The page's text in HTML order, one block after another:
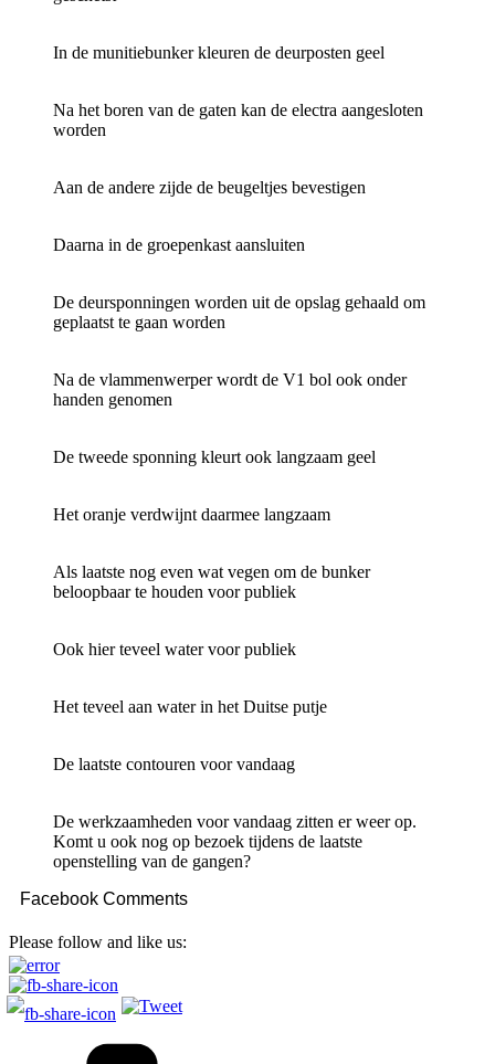
In de munitiebunker kleuren de deurposten geel
Na het boren van de gaten kan de electra aangesloten
worden
Aan de andere zijde de beugeltjes bevestigen
Daarna in de groepenkast aansluiten
De deursponningen worden uit de opslag gehaald om
geplaatst te gaan worden
Na de vlammenwerper wordt de V1 bol ook onder
handen genomen
De tweede sponning kleurt ook langzaam geel
Het oranje verdwijnt daarmee langzaam
Als laatste nog even wat vegen om de bunker
beloopbaar te houden voor publiek
Ook hier teveel water voor publiek
Het teveel aan water in het Duitse putje
De laatste contouren voor vandaag
De werkzaamheden voor vandaag zitten er weer op.
Komt u ook nog op bezoek tijdens de laatste
openstelling van de gangen?
Facebook Comments
Please follow and like us: